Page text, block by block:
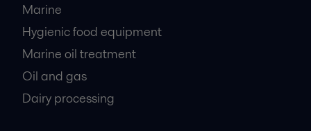
Marine
Hygienic food equipment
Marine oil treatment
Oil and gas
Dairy processing